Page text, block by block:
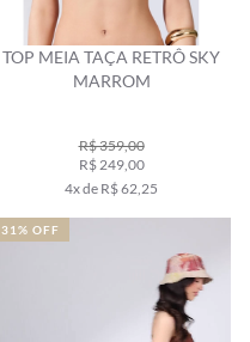
TOP MEIA TAÇA RETRÔ SKY
MARROM
R$ 359,00
R$ 249,00
4x de R$ 62,25
31% OFF